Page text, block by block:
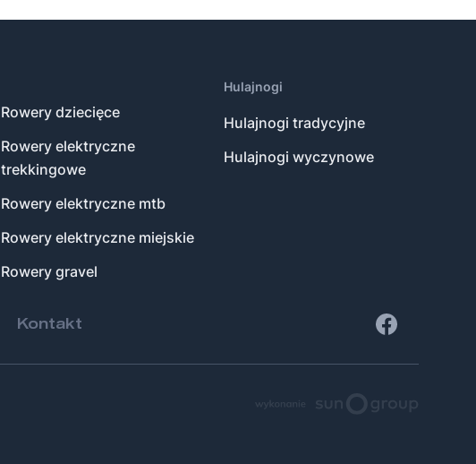
Rowery dziecięce
Rowery elektryczne
trekkingowe
Rowery elektryczne mtb
Rowery elektryczne miejskie
Rowery gravel
Hulajnogi
Hulajnogi tradycyjne
Hulajnogi wyczynowe
Kontakt